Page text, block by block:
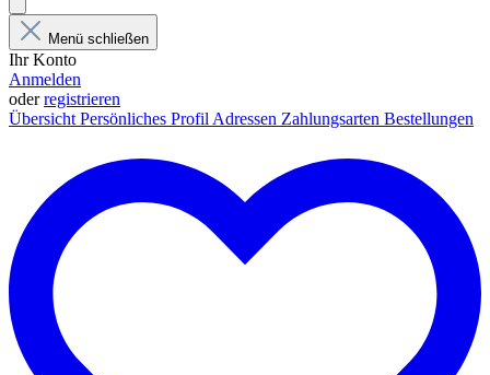
Menü schließen
Ihr Konto
Anmelden
oderregistrieren
Übersicht Persönliches Profil Adressen Zahlungsarten Bestellungen